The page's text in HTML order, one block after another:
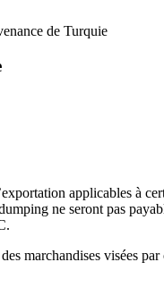
de Turquie
applicables à
ne seront pas
marchandises visées par